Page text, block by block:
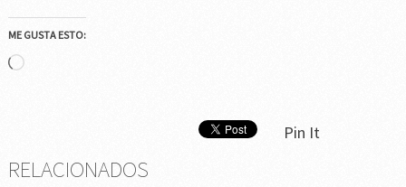
ME GUSTA ESTO:
Cargando...
Pin It
RELACIONADOS